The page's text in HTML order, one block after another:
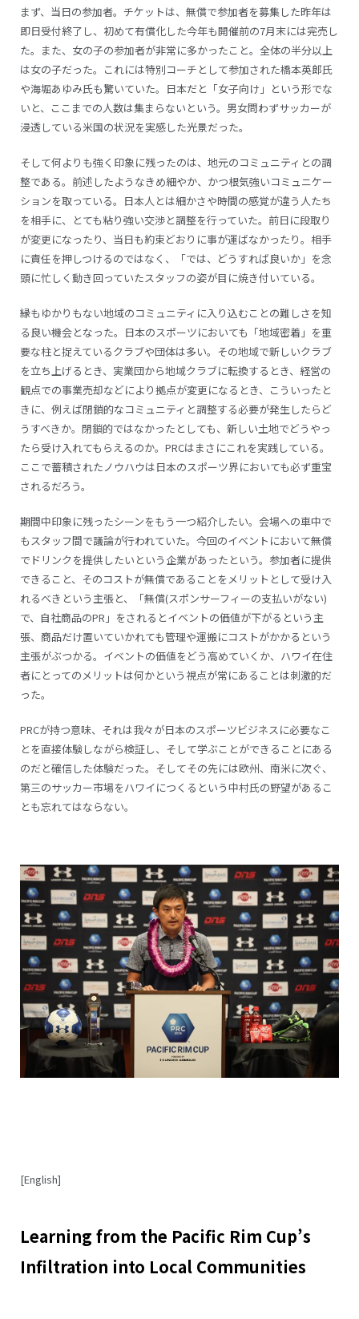
まず、当日の参加者。チケットは、無償で参加者を募集した昨年は
即日受付終了し、初めて有償化した今年も開催前の7月末には完売し
た。また、女の子の参加者が非常に多かったこと。全体の半分以上
は女の子だった。これには特別コーチとして参加された橋本英郎氏
や海堀あゆみ氏も驚いていた。日本だと「女子向け」という形でな
いと、ここまでの人数は集まらないという。男女問わずサッカーが
浸透している米国の状況を実感した光景だった。
そして何よりも強く印象に残ったのは、地元のコミュニティとの調
整である。前述したようなきめ細やか、かつ根気強いコミュニケー
ションを取っている。日本人とは細かさや時間の感覚が違う人たち
を相手に、とても粘り強い交渉と調整を行っていた。前日に段取り
が変更になったり、当日も約束どおりに事が運ばなかったり。相手
に責任を押しつけるのではなく、「では、どうすれば良いか」を念
頭に忙しく動き回っていたスタッフの姿が目に焼き付いている。
縁もゆかりもない地域のコミュニティに入り込むことの難しさを知
る良い機会となった。日本のスポーツにおいても「地域密着」を重
要な柱と捉えているクラブや団体は多い。その地域で新しいクラブ
を立ち上げるとき、実業団から地域クラブに転換するとき、経営の
観点での事業売却などにより拠点が変更になるとき、こういったと
きに、例えば閉鎖的なコミュニティと調整する必要が発生したらど
うすべきか。閉鎖的ではなかったとしても、新しい土地でどうやっ
たら受け入れてもらえるのか。PRCはまさにこれを実践している。
ここで蓄積されたノウハウは日本のスポーツ界においても必ず重宝
されるだろう。
期間中印象に残ったシーンをもう一つ紹介したい。会場への車中で
もスタッフ間で議論が行われていた。今回のイベントにおいて無償
でドリンクを提供したいという企業があったという。参加者に提供
できること、そのコストが無償であることをメリットとして受け入
れるべきという主張と、「無償(スポンサーフィーの支払いがない)
で、自社商品のPR」をされるとイベントの価値が下がるという主
張、商品だけ置いていかれても管理や運搬にコストがかかるという
主張がぶつかる。イベントの価値をどう高めていくか、ハワイ在住
者にとってのメリットは何かという視点が常にあることは刺激的だ
った。
PRCが持つ意味、それは我々が日本のスポーツビジネスに必要なこ
とを直接体験しながら検証し、そして学ぶことができることにある
のだと確信した体験だった。そしてその先には欧州、南米に次ぐ、
第三のサッカー市場をハワイにつくるという中村氏の野望があるこ
とも忘れてはならない。
[English]
Learning from the Pacific Rim Cup’s
Infiltration into Local Communities